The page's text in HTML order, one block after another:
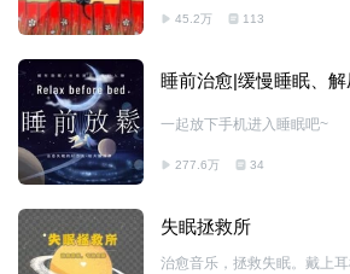
不可言 在茫茫人海中相遇，即是一种缘分~ 夜，深了，
晚安，好梦~
45.2万 113
睡前治愈|缓慢睡眠、
一起放下手机进入睡眠吧~
277.6万 34
失眠拯救所
治愈音乐，拯救失眠。戴上